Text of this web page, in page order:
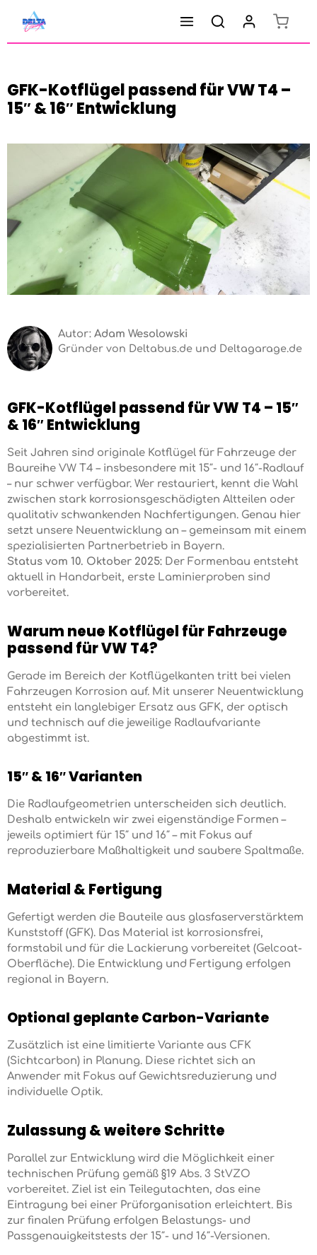
Zum Hauptinhalt springen
GFK-Kotflügel passend für VW T4 –
15″ & 16″ Entwicklung
Autor: Adam Wesolowski
Gründer von Deltabus.de und Deltagarage.de
GFK-Kotflügel passend für VW T4 – 15″
& 16″ Entwicklung
Seit Jahren sind originale Kotflügel für Fahrzeuge der
Baureihe VW T4 – insbesondere mit 15″- und 16″-Radlauf
– nur schwer verfügbar. Wer restauriert, kennt die Wahl
zwischen stark korrosionsgeschädigten Altteilen oder
qualitativ schwankenden Nachfertigungen. Genau hier
setzt unsere Neuentwicklung an – gemeinsam mit einem
spezialisierten Partnerbetrieb in Bayern.
Status vom 10. Oktober 2025: Der Formenbau entsteht
aktuell in Handarbeit, erste Laminierproben sind
vorbereitet.
Warum neue Kotflügel für Fahrzeuge
passend für VW T4?
Gerade im Bereich der Kotflügelkanten tritt bei vielen
Fahrzeugen Korrosion auf. Mit unserer Neuentwicklung
entsteht ein langlebiger Ersatz aus GFK, der optisch
und technisch auf die jeweilige Radlaufvariante
abgestimmt ist.
15″ & 16″ Varianten
Die Radlaufgeometrien unterscheiden sich deutlich.
Deshalb entwickeln wir zwei eigenständige Formen –
jeweils optimiert für 15″ und 16″ – mit Fokus auf
reproduzierbare Maßhaltigkeit und saubere Spaltmaße.
Material & Fertigung
Gefertigt werden die Bauteile aus glasfaserverstärktem
Kunststoff (GFK). Das Material ist korrosionsfrei,
formstabil und für die Lackierung vorbereitet (Gelcoat-
Oberfläche). Die Entwicklung und Fertigung erfolgen
regional in Bayern.
Optional geplante Carbon-Variante
Zusätzlich ist eine limitierte Variante aus CFK
(Sichtcarbon) in Planung. Diese richtet sich an
Anwender mit Fokus auf Gewichtsreduzierung und
individuelle Optik.
Zulassung & weitere Schritte
Parallel zur Entwicklung wird die Möglichkeit einer
technischen Prüfung gemäß §19 Abs. 3 StVZO
vorbereitet. Ziel ist ein Teilegutachten, das eine
Eintragung bei einer Prüforganisation erleichtert. Bis
zur finalen Prüfung erfolgen Belastungs- und
Passgenauigkeitstests der 15″- und 16″-Versionen.